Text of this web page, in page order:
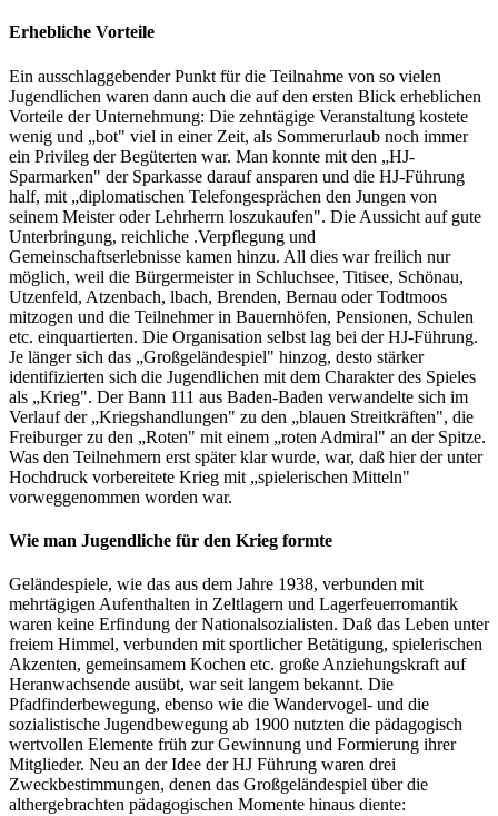
Erhebliche Vorteile
Ein ausschlaggebender Punkt für die Teilnahme von so vielen
Jugendlichen waren dann auch die auf den ersten Blick erheblichen
Vorteile der Unternehmung: Die zehntägige Veranstaltung kostete
wenig und „bot" viel in einer Zeit, als Sommerurlaub noch immer
ein Privileg der Begüterten war. Man konnte mit den „HJ-
Sparmarken" der Sparkasse darauf ansparen und die HJ-Führung
half, mit „diplomatischen Telefongesprächen den Jungen von
seinem Meister oder Lehrherrn loszukaufen". Die Aussicht auf gute
Unterbringung, reichliche .Verpflegung und
Gemeinschaftserlebnisse kamen hinzu. All dies war freilich nur
möglich, weil die Bürgermeister in Schluchsee, Titisee, Schönau,
Utzenfeld, Atzenbach, lbach, Brenden, Bernau oder Todtmoos
mitzogen und die Teilnehmer in Bauernhöfen, Pensionen, Schulen
etc. einquartierten. Die Organisation selbst lag bei der HJ-Führung.
Je länger sich das „Großgeländespiel" hinzog, desto stärker
identifizierten sich die Jugendlichen mit dem Charakter des Spieles
als „Krieg". Der Bann 111 aus Baden-Baden verwandelte sich im
Verlauf der „Kriegshandlungen" zu den „blauen Streitkräften", die
Freiburger zu den „Roten" mit einem „roten Admiral" an der Spitze.
Was den Teilnehmern erst später klar wurde, war, daß hier der unter
Hochdruck vorbereitete Krieg mit „spielerischen Mitteln"
vorweggenommen worden war.
Wie man Jugendliche für den Krieg formte
Geländespiele, wie das aus dem Jahre 1938, verbunden mit
mehrtägigen Aufenthalten in Zeltlagern und Lagerfeuerromantik
waren keine Erfindung der Nationalsozialisten. Daß das Leben unter
freiem Himmel, verbunden mit sportlicher Betätigung, spielerischen
Akzenten, gemeinsamem Kochen etc. große Anziehungskraft auf
Heranwachsende ausübt, war seit langem bekannt. Die
Pfadfinderbewegung, ebenso wie die Wandervogel- und die
sozialistische Jugendbewegung ab 1900 nutzten die pädagogisch
wertvollen Elemente früh zur Gewinnung und Formierung ihrer
Mitglieder. Neu an der Idee der HJ­ Führung waren drei
Zweckbestimmungen, denen das Großgeländespiel über die
althergebrachten pädagogischen Momente hinaus diente: